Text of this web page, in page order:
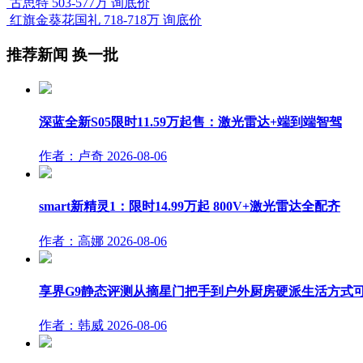
古思特 503-577万 询底价
红旗金葵花国礼 718-718万 询底价
推荐新闻 换一批
深蓝全新S05限时11.59万起售：激光雷达+端到端智驾
作者：卢奇 2026-08-06
smart新精灵1：限时14.99万起 800V+激光雷达全配齐
作者：高娜 2026-08-06
享界G9静态评测从摘星门把手到户外厨房硬派生活方式
作者：韩威 2026-08-06